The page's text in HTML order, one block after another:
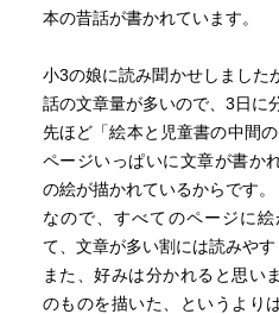
本の昔話が書かれています。
小3の娘に読み聞かせしました
話の文章量が多いので、3日に
先ほど「絵本と児童書の中間
ページいっぱいに文章が書か
の絵が描かれているからです。
なので、すべてのページに
て、文章が多い割には読みやす
また、好みは分かれると思い
のものを描いた、というより